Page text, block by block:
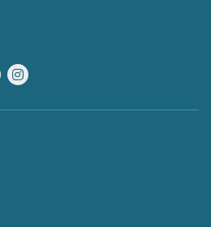
Instagram